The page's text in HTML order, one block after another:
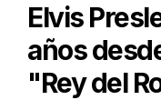
Elvis
años
"Rey del